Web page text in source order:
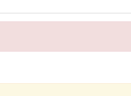
マンス」、ステージ